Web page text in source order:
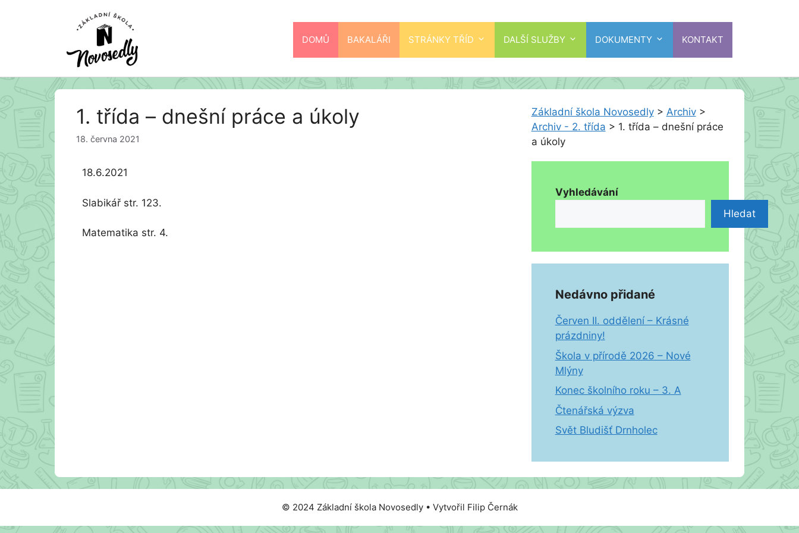
DOMŮ BAKALÁŘI STRÁNKY TŘÍD DALŠÍ SLUŽBY DOKUMENTY KONTAKT
1. třída – dnešní práce a úkoly
18. června 2021
18.6.2021
Slabikář str. 123.
Matematika str. 4.
Základní škola Novosedly> Archiv>
Archiv - 2. třída > 1. třída – dnešní práce
a úkoly
Vyhledávání
Hledat
Nedávno přidané
Červen II. oddělení – Krásné
prázdniny!
Škola v přírodě 2026 – Nové
Mlýny
Konec školního roku – 3. A
Čtenářská výzva
Svět Bludišť Drnholec
© 2024 Základní škola Novosedly • Vytvořil Filip Černák